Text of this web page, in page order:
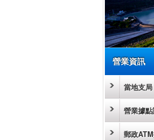
營業資訊
當地支局
營業據
郵政